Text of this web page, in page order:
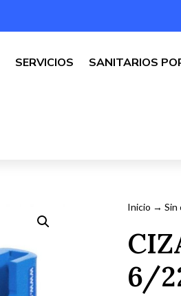
SERVICIOS SANITARIOS
Inicio → Sin
6/